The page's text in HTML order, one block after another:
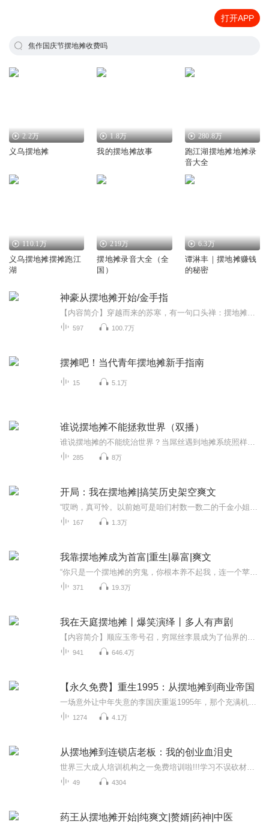
打开APP
焦作国庆节摆地摊收费吗
2.2万
义乌摆地摊
1.8万
我的摆地摊故事
280.8万
跑江湖摆地摊地摊录
音大全
110.1万
义乌摆地摊摆摊跑江
湖
219万
摆地摊录音大全（全
国）
6.3万
谭淋丰｜摆地摊赚钱
的秘密
神豪从摆地摊开始/金手指
597 100.7万
摆摊吧！当代青年摆地摊新手指南
15 5.1万
谁说摆地摊不能拯救世界（双播）
285 8万
开局：我在摆地摊|搞笑历史架空爽文
167 1.3万
我靠摆地摊成为首富|重生|暴富|爽文
371 19.3万
我在天庭摆地摊丨爆笑演绎丨多人有声剧
941 646.4万
【永久免费】重生1995：从摆地摊到商业帝国
1274 4.1万
从摆地摊到连锁店老板：我的创业血泪史
49 4304
药王从摆地摊开始|纯爽文|赘婿|药神|中医